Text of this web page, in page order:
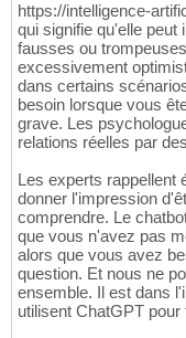
https://intelligence-
qui signifie qu'elle
fausses ou
excessivement
dans certains
besoin lorsque vous
grave. Les
relations réelles par
Les experts rappellent
donner l'impression
comprendre. Le
que vous n'avez pas
alors que vous avez
question. Et nous ne
ensemble. Il est dans
utilisent ChatGPT pour